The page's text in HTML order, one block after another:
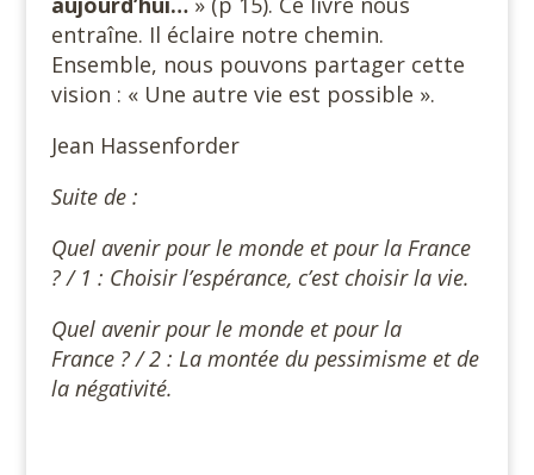
entraîne. Il éclaire notre chemin.
Ensemble, nous pouvons partager cette
vision : « Une autre vie est possible ».
Jean Hassenforder
Suite de :
Quel avenir pour le monde et pour la France
? / 1 : Choisir l’espérance, c’est choisir la vie.
Quel avenir pour le monde et pour la
France ? / 2 : La montée du pessimisme et de
la négativité.